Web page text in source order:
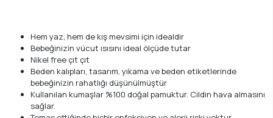
Hem yaz, hem de kış mevsimi için idealdir
Bebeğinizin vücut ısısını ideal ölçüde tutar
Nikel free çıt çıt
Beden kalıpları, tasarım, yıkama ve beden etiketlerinde
bebeğinizin rahatlığı düşünülmüştür
Kullanılan kumaşlar %100 doğal pamuktur. Cildin hava almasını
sağlar.